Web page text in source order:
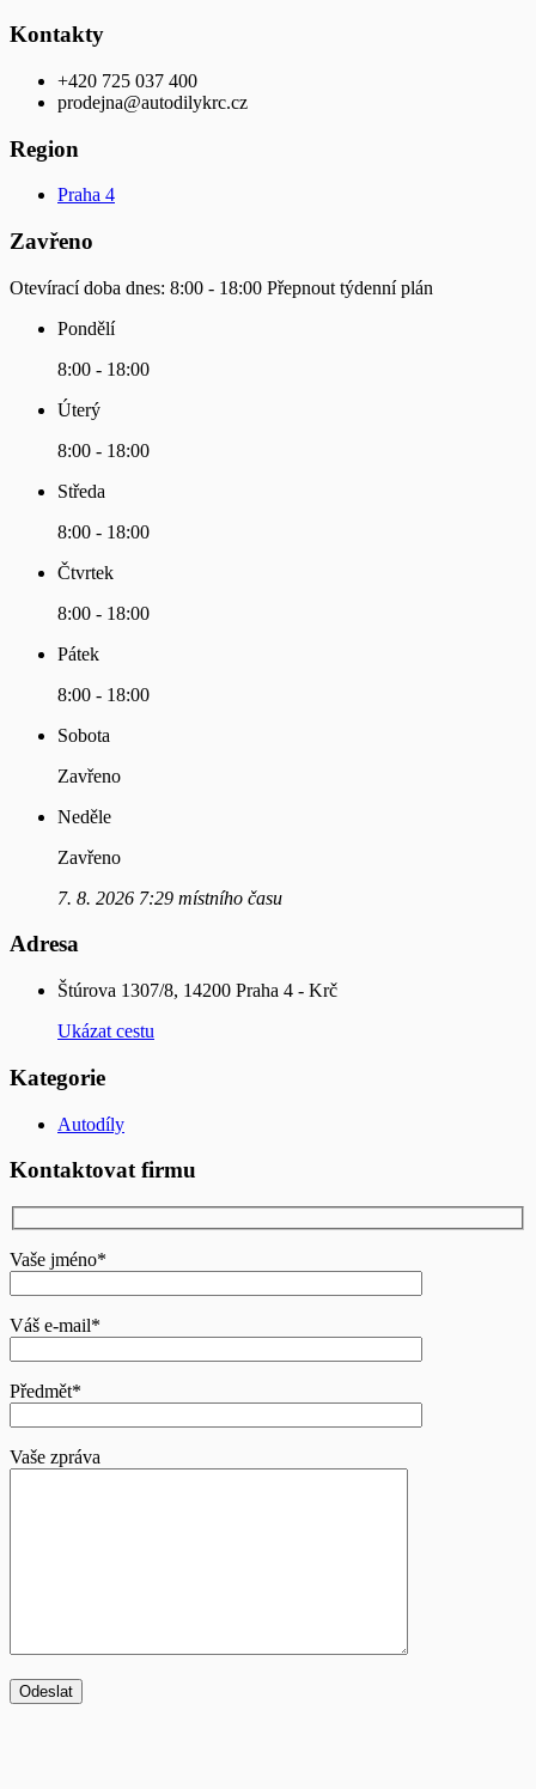
Kontakty
+420 725 037 400
prodejna@autodilykrc.cz
Region
Praha 4
Zavřeno
Otevírací doba dnes: 8:00 - 18:00 Přepnout týdenní plán
Pondělí
8:00 - 18:00
Úterý
8:00 - 18:00
Středa
8:00 - 18:00
Čtvrtek
8:00 - 18:00
Pátek
8:00 - 18:00
Sobota
Zavřeno
Neděle
Zavřeno
7. 8. 2026 7:29 místního času
Adresa
Štúrova 1307/8, 14200 Praha 4 - Krč
Ukázat cestu
Kategorie
Autodíly
Kontaktovat firmu
Vaše jméno*
Váš e-mail*
Předmět*
Vaše zpráva